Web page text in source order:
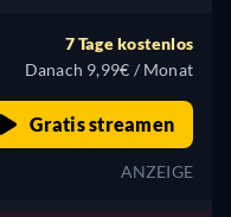
7 Tage kostenlos
Danach 9,99€ / Monat
Gratis streamen
ANZEIGE